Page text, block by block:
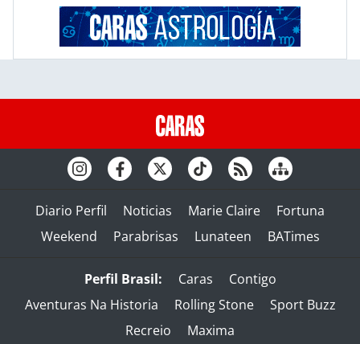
Diario Perfil Noticias Marie Claire
Fortuna
Weekend
Parabrisas Lunateen BATimes
Perfil Brasil: Caras
Contigo
Aventuras Na Historia
Rolling Stone
Sport Buzz
Recreio
Maxima